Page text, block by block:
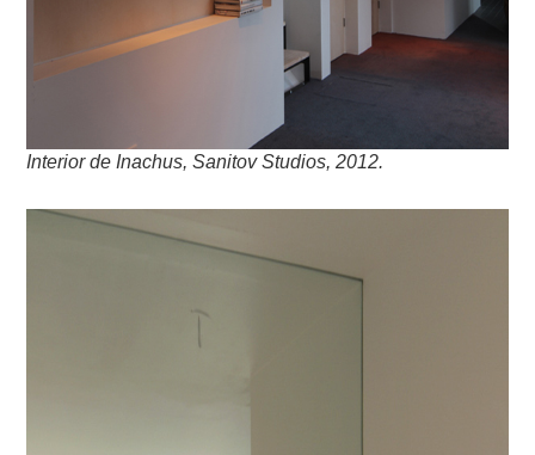
Interior de Inachus, Sanitov Studios, 2012.